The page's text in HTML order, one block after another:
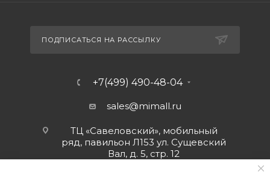
ПОДПИСАТЬСЯ НА РАССЫЛКУ
+7(499) 490-48-04
sales@mimall.ru
ТЦ «Савеловский», мобильный
ряд, павильон Л153 ул. Сущевский
Вал, д. 5, стр. 12